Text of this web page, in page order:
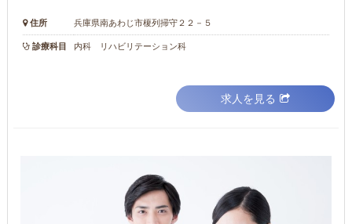
住所 兵庫県南あわじ市榎列掃守２２－５
診療科目 内科 リハビリテーション科
求人を見る